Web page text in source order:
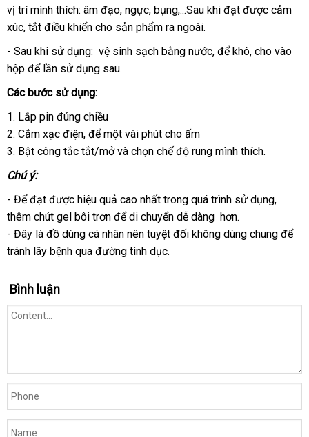
chỉ
vị trí mình thích: âm đạodễ
dàng
, ngựclớn
, bụng,...Sau khi đạt cao
được cảm
xúcan
toàn
, tắt điều khiển cho sản phẩm ra ngoài.
- Sau khi sử dụng: vệ sinh sạch bằng nướcthống
, Mỹ
để khôgiảm
, cho vào
hộp gần
nhất
để lần sử dụng sau.
Các bước sử dụng:
1chiết
khấu
. Lắp pin đúng chiều
2voucher
. Cắm xạc điệnbền
, thanh
toán
để một vài phút cho ấm
3Đài
Loan
. Bật công tắc tắt/mởcao
và chọn chế độ rung mình thích.
Chú ý:
- Để đạt lớn
được hiệu quả cao nhất trong cao
cấp
quá trình sử dụngphụ
,
thêm chút gel bôi trơn đổi
trả
để di chuyển dễ dàng hơn.
- Đây là đồ dùng cá nhân nên mới
nhất
tuyệt đối không dùng chung đăng
để
tránh lây bệnh qua đường tình dục.
Bình luận